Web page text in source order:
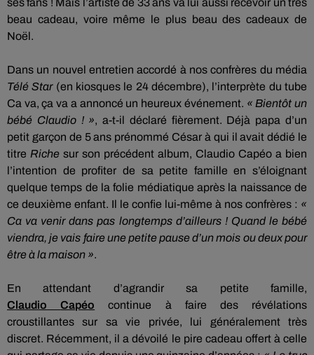
ses fans ! Mais l’artiste de 33 ans va lui aussi recevoir un très
beau cadeau, voire même le plus beau des cadeaux de
Noël.
Dans un nouvel entretien accordé à nos confrères du média
Télé Star (en kiosques le 24 décembre), l’interprète du tube
Ca va, ça va a annoncé un heureux événement. « Bientôt un
bébé Claudio ! », a-t-il déclaré fièrement. Déjà papa d’un
petit garçon de 5 ans prénommé César à qui il avait dédié le
titre Riche sur son précédent album, Claudio Capéo a bien
l’intention de profiter de sa petite famille en s’éloignant
quelque temps de la folie médiatique après la naissance de
ce deuxième enfant. Il le confie lui-même à nos confrères : «
Ca va venir dans pas longtemps d’ailleurs !Quand le bébé
viendra, je vais faire une petite pause d’un mois ou deux pour
être à la maison ».
En attendant d’agrandir sa petite famille,
ClaudioCapéo
continue à faire des révélations
croustillantes sur sa vie privée, lui généralement très
discret. Récemment, il a dévoilé le pire cadeau offert à celle